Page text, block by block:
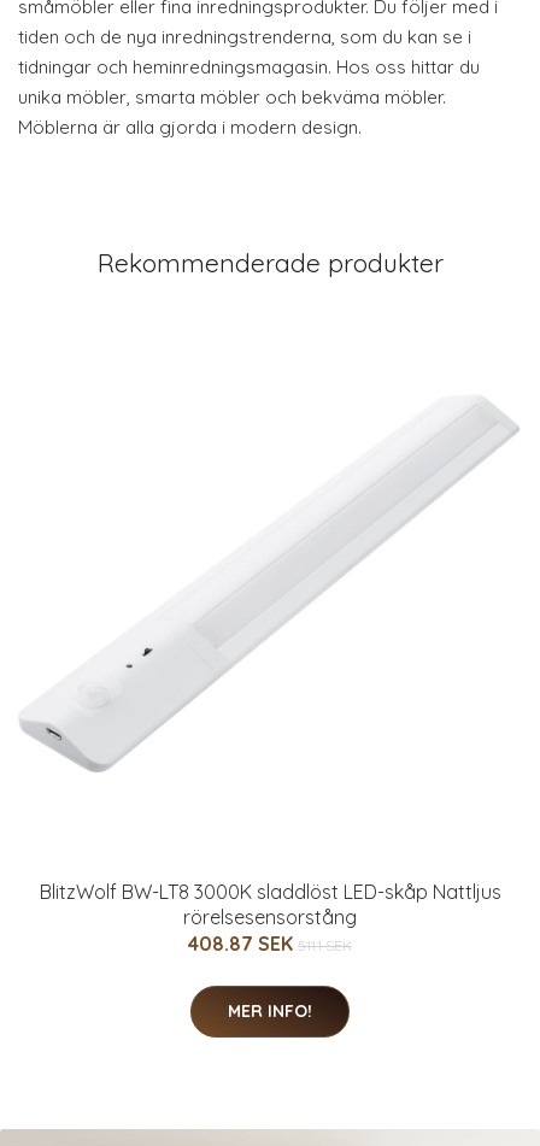
småmöbler eller fina inredningsprodukter. Du följer med i
tiden och de nya inredningstrenderna, som du kan se i
tidningar och heminredningsmagasin. Hos oss hittar du
unika möbler, smarta möbler och bekväma möbler.
Möblerna är alla gjorda i modern design.
Rekommenderade produkter
BlitzWolf BW-LT8 3000K sladdlöst LED-skåp Nattljus
rörelsesensorstång
408.87 SEK 511.1 SEK
MER INFO!